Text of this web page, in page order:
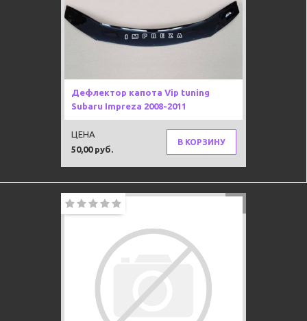
Дефлектор капота Vip tuning
Subaru Impreza 2008-2011
50,00 руб.
ЦЕНА
В КОРЗИНУ